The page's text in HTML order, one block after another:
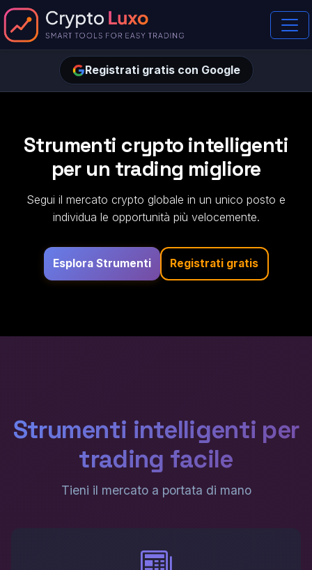
Registrati gratis con Google
Strumenti crypto intelligenti
per un trading migliore
Segui il mercato crypto globale in un unico posto e
individua le opportunità più velocemente.
Esplora Strumenti Registrati gratis
Strumenti intelligenti per
trading facile
Tieni il mercato a portata di mano